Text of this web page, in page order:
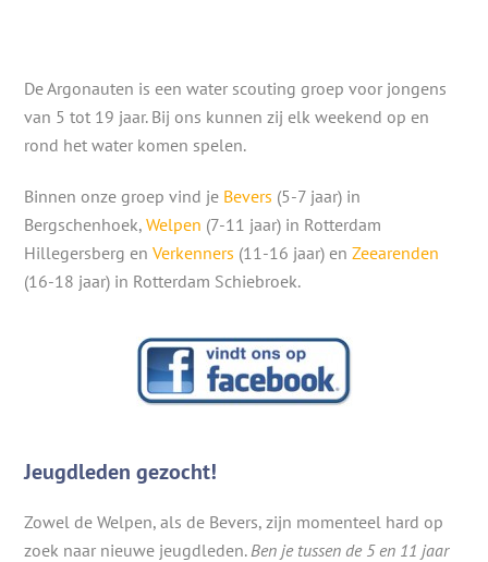
De Argonauten is een water scouting groep voor jongens
van 5 tot 19 jaar. Bij ons kunnen zij elk weekend op en
rond het water komen spelen.
Binnen onze groep vind je Bevers (5-7 jaar) in
Bergschenhoek,Welpen (7-11 jaar) in Rotterdam
Hillegersberg enVerkenners (11-16 jaar) enZeearenden
(16-18 jaar) in Rotterdam Schiebroek.
Jeugdleden gezocht!
Zowel de Welpen, als de Bevers, zijn momenteel hard op
zoek naar nieuwe jeugdleden. Ben je tussen de 5 en 11 jaar